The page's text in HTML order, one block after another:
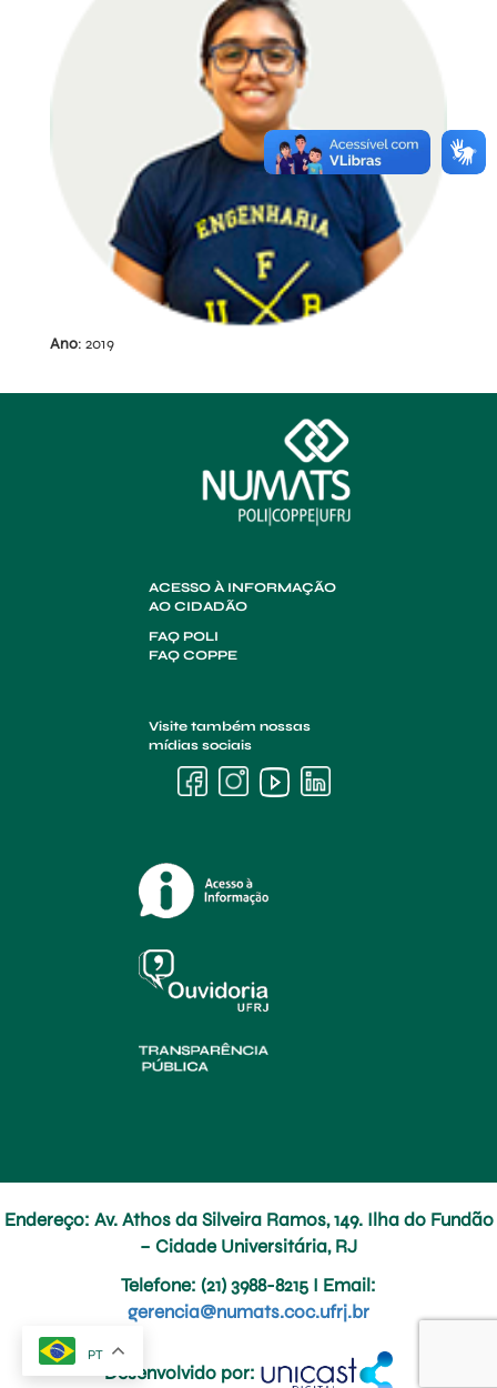
PT
Ano: 2019
ACESSO À INFORMAÇÃO
AO CIDADÃO
FAQ POLI
FAQ COPPE
Visite também nossas
mídias sociais
Endereço: Av. Athos da Silveira Ramos, 149. Ilha do Fundão
– Cidade Universitária, RJ
Telefone: (21) 3988-8215 I Email:
gerencia@numats.coc.ufrj.br
Desenvolvido por: